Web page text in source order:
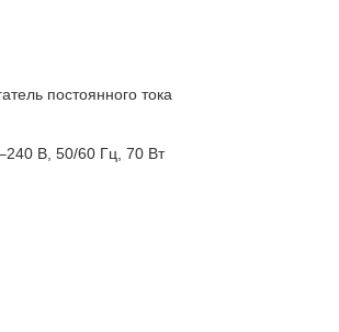
постоянного тока
В, 50/60 Гц, 70 Вт